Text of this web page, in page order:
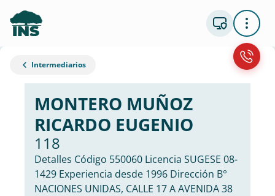
Intermediarios
MONTERO MUÑOZ
RICARDO EUGENIO
118
Detalles Código 550060 Licencia SUGESE 08-
1429 Experiencia desde 1996 Dirección B°
NACIONES UNIDAS, CALLE 17 A AVENIDA 38